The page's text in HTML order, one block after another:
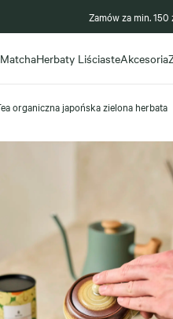
Zamów za min.
MatchaHerbaty LiściasteAkcesoria
organiczna japońska zielona herbata